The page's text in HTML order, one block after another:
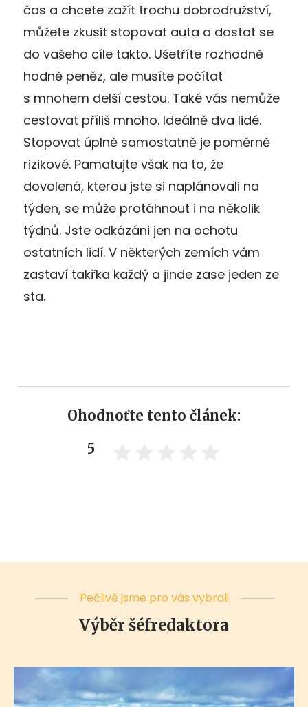
čas a chcete zažít trochu dobrodružství,
můžete zkusit stopovat auta a dostat se
do vašeho cíle takto. Ušetříte rozhodně
hodně peněz, ale musíte počítat
s mnohem delší cestou. Také vás nemůže
cestovat příliš mnoho. Ideálně dva lidé.
Stopovat úplně samostatně je poměrně
rizikové. Pamatujte však na to, že
dovolená, kterou jste si naplánovali na
týden, se může protáhnout i na několik
týdnů. Jste odkázáni jen na ochotu
ostatních lidí. V některých zemích vám
zastaví takřka každý a jinde zase jeden ze
sta.
Ohodnoťte tento článek:
5
Pečlivě jsme pro vás vybrali
Výběr šéfredaktora